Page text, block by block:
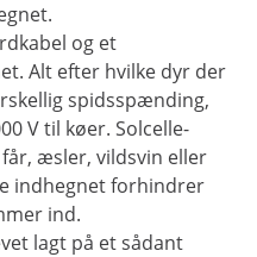
og et
Alt efter hvilke dyr der
spidsspænding,
V til køer. Solcelle-
æsler, vildsvin eller
indhegnet forhindrer
ind.
lagt på et sådant